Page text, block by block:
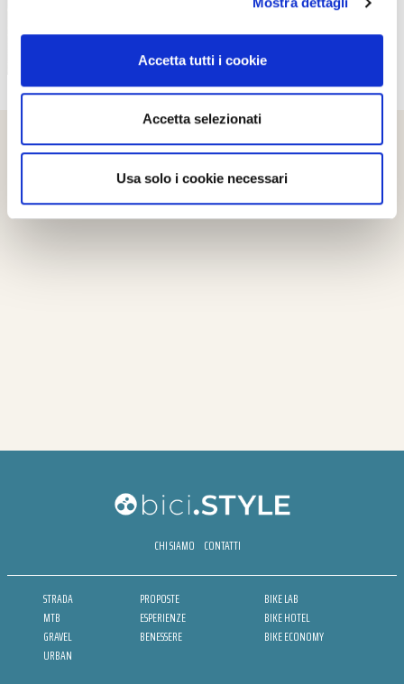
Accetta tutti i cookie
Accetta selezionati
Usa solo i cookie necessari
CHI SIAMO CONTATTI
STRADA
MTB
GRAVEL
URBAN
PROPOSTE
ESPERIENZE
BENESSERE
BIKE LAB
BIKE HOTEL
BIKE ECONOMY